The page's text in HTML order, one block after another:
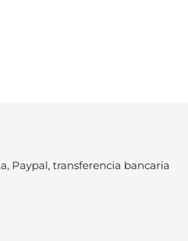
Paypal, transferencia bancaria